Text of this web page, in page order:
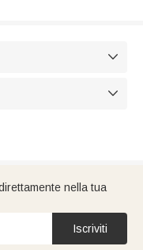


nella tua
Iscriviti